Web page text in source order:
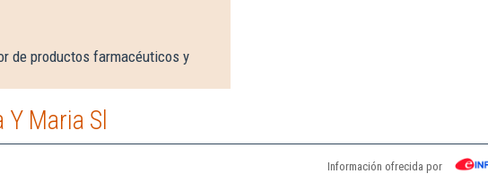
de productos farmacéuticos y
Maria Sl
Información ofrecida por